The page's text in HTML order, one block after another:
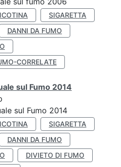
SIGARETTA
DANNI DA FUMO
CORRELATE
sul Fumo 2014
sul Fumo 2014
SIGARETTA
DANNI DA FUMO
DIVIETO DI FUMO